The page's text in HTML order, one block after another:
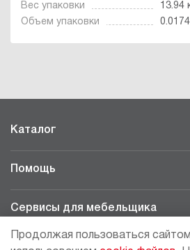
Вес упаковки
13.94
Объем упаковки
Каталог
Помощь
Сервисы для мебельщика
Продолжая пользоваться